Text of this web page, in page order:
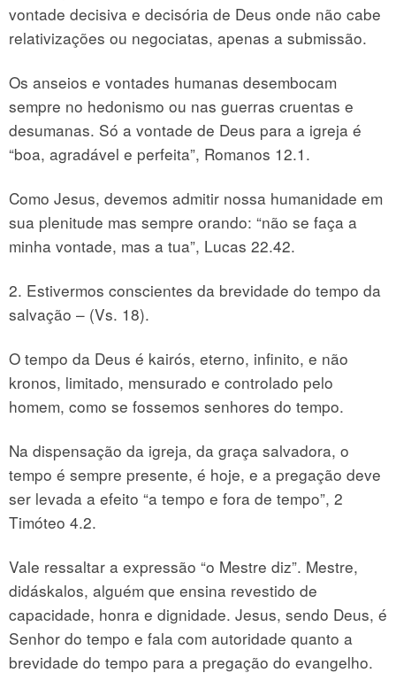
vontade decisiva e decisória de Deus onde não cabe
relativizações ou negociatas, apenas a submissão.
Os anseios e vontades humanas desembocam
sempre no hedonismo ou nas guerras cruentas e
desumanas. Só a vontade de Deus para a igreja é
“boa, agradável e perfeita”, Romanos 12.1.
Como Jesus, devemos admitir nossa humanidade em
sua plenitude mas sempre orando: “não se faça a
minha vontade, mas a tua”, Lucas 22.42.
2. Estivermos conscientes da brevidade do tempo da
salvação – (Vs. 18).
O tempo da Deus é kairós, eterno, infinito, e não
kronos, limitado, mensurado e controlado pelo
homem, como se fossemos senhores do tempo.
Na dispensação da igreja, da graça salvadora, o
tempo é sempre presente, é hoje, e a pregação deve
ser levada a efeito “a tempo e fora de tempo”, 2
Timóteo 4.2.
Vale ressaltar a expressão “o Mestre diz”. Mestre,
didáskalos, alguém que ensina revestido de
capacidade, honra e dignidade. Jesus, sendo Deus, é
Senhor do tempo e fala com autoridade quanto a
brevidade do tempo para a pregação do evangelho.